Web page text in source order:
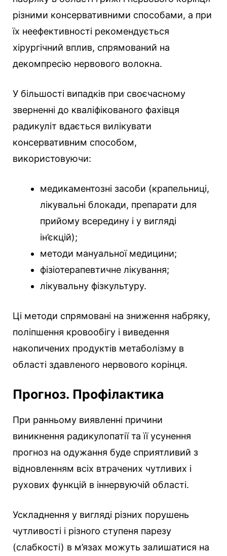
різними консервативними способами, а при
їх неефективності рекомендується
хірургічний вплив, спрямований на
декомпресію нервового волокна.
У більшості випадків при своєчасному
зверненні до кваліфікованого фахівця
радикуліт вдається вилікувати
консервативним способом,
використовуючи:
медикаментозні засоби (крапельниці,
лікувальні блокади, препарати для
прийому всередину і у вигляді
ін’єкцій);
методи мануальної медицини;
фізіотерапевтичне лікування;
лікувальну фізкультуру.
Ці методи спрямовані на зниження набряку,
поліпшення кровообігу і виведення
накопичених продуктів метаболізму в
області здавленого нервового корінця.
Прогноз. Профілактика
При ранньому виявленні причини
виникнення радикулопатії та її усунення
прогноз на одужання буде сприятливий з
відновленням всіх втрачених чутливих і
рухових функцій в іннервуючій області.
Ускладнення у вигляді різних порушень
чутливості і різного ступеня парезу
(слабкості) в м’язах можуть залишатися на